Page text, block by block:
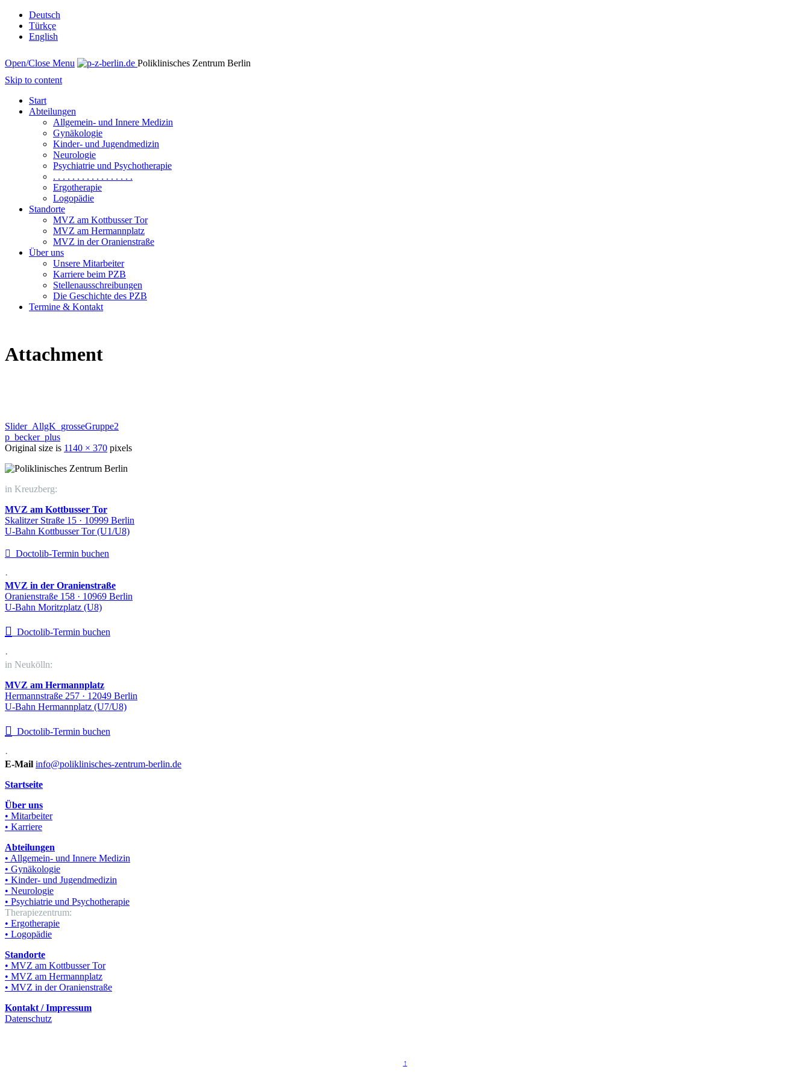
Deutsch
Türkçe
English
Open/Close Menu
Poliklinisches Zentrum Berlin
Skip to content
Start
Abteilungen
Allgemein- und Innere Medizin
Gynäkologie
Kinder- und Jugendmedizin
Neurologie
Psychiatrie und Psychotherapie
. . . . . . . . . . . . . . . . .
Ergotherapie
Logopädie
Standorte
MVZ am Kottbusser Tor
MVZ am Hermannplatz
MVZ in der Oranienstraße
Über uns
Unsere Mitarbeiter
Karriere beim PZB
Stellenausschreibungen
Die Geschichte des PZB
Termine & Kontakt
Attachment
Slider_AllgK_grosseGruppe2
p_becker_plus
Original size is 1140 × 370 pixels
in Kreuzberg:
MVZ am Kottbusser Tor
Skalitzer Straße 15 · 10999 Berlin
U-Bahn Kottbusser Tor (U1/U8)
 Doctolib-Termin buchen
·
MVZ in der Oranienstraße
Oranienstraße 158 · 10969 Berlin
U-Bahn Moritzplatz (U8)
 Doctolib-Termin buchen
·
in Neukölln:
MVZ am Hermannplatz
Hermannstraße 257 · 12049 Berlin
U-Bahn Hermannplatz (U7/U8)
 Doctolib-Termin buchen
·
E-Mail info@poliklinisches-zentrum-berlin.de
Startseite
Über uns
• Mitarbeiter
• Karriere
Abteilungen
• Allgemein- und Innere Medizin
• Gynäkologie
• Kinder- und Jugendmedizin
• Neurologie
• Psychiatrie und Psychotherapie
Therapiezentrum:
• Ergotherapie
• Logopädie
Standorte
• MVZ am Kottbusser Tor
• MVZ am Hermannplatz
• MVZ in der Oranienstraße
Kontakt / Impressum
Datenschutz
↑